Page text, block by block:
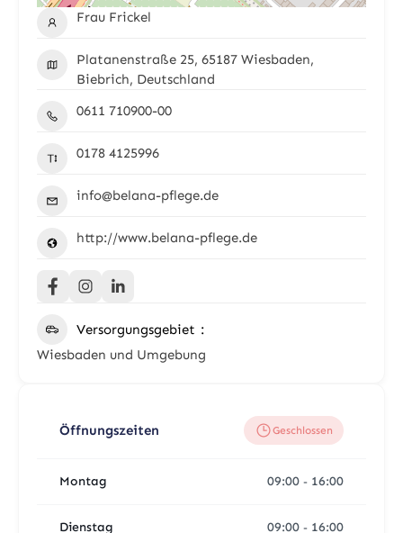
Frau Frickel
Platanenstraße 25, 65187 Wiesbaden,
Biebrich, Deutschland
0611 710900-00
0178 4125996
info@belana-pflege.de
http://www.belana-pflege.de
Versorgungsgebiet
Wiesbaden und Umgebung
Öffnungszeiten Geschlossen
Montag 09:00 - 16:00
Dienstag 09:00 - 16:00